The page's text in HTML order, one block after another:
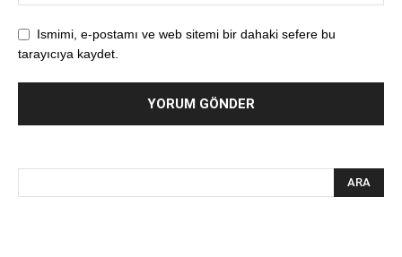
Ismimi, e-postamı ve web sitemi bir dahaki sefere bu
tarayıcıya kaydet.